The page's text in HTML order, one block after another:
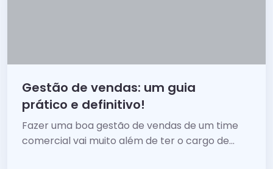
Gestão de vendas: um guia
prático e definitivo!
Fazer uma boa gestão de vendas de um time
comercial vai muito além de ter o cargo de...